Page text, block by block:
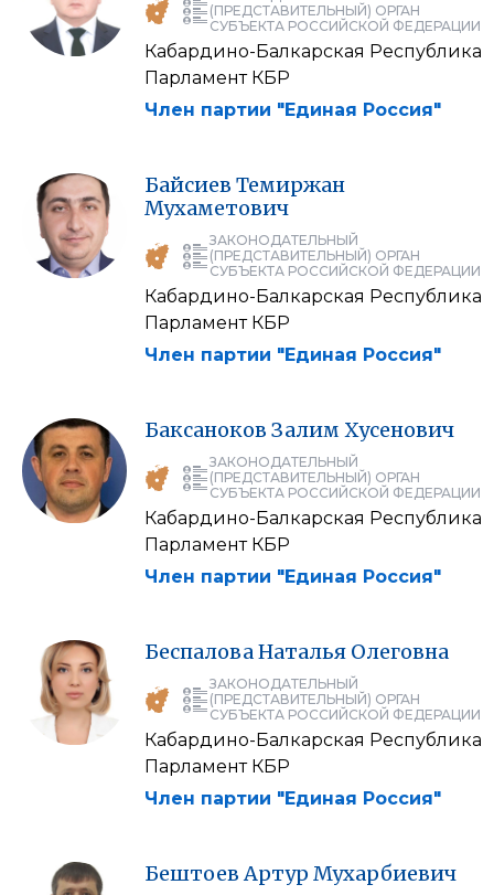
(ПРЕДСТАВИТЕЛЬНЫЙ) ОРГАН
СУБЪЕКТА РОССИЙСКОЙ ФЕДЕРАЦИИ
Кабардино-Балкарская Республика
Парламент КБР
Член партии "Единая Россия"
Байсиев Темиржан
Мухаметович
ЗАКОНОДАТЕЛЬНЫЙ
(ПРЕДСТАВИТЕЛЬНЫЙ) ОРГАН
СУБЪЕКТА РОССИЙСКОЙ ФЕДЕРАЦИИ
Кабардино-Балкарская Республика
Парламент КБР
Член партии "Единая Россия"
Баксаноков Залим Хусенович
ЗАКОНОДАТЕЛЬНЫЙ
(ПРЕДСТАВИТЕЛЬНЫЙ) ОРГАН
СУБЪЕКТА РОССИЙСКОЙ ФЕДЕРАЦИИ
Кабардино-Балкарская Республика
Парламент КБР
Член партии "Единая Россия"
Беспалова Наталья Олеговна
ЗАКОНОДАТЕЛЬНЫЙ
(ПРЕДСТАВИТЕЛЬНЫЙ) ОРГАН
СУБЪЕКТА РОССИЙСКОЙ ФЕДЕРАЦИИ
Кабардино-Балкарская Республика
Парламент КБР
Член партии "Единая Россия"
Бештоев Артур Мухарбиевич